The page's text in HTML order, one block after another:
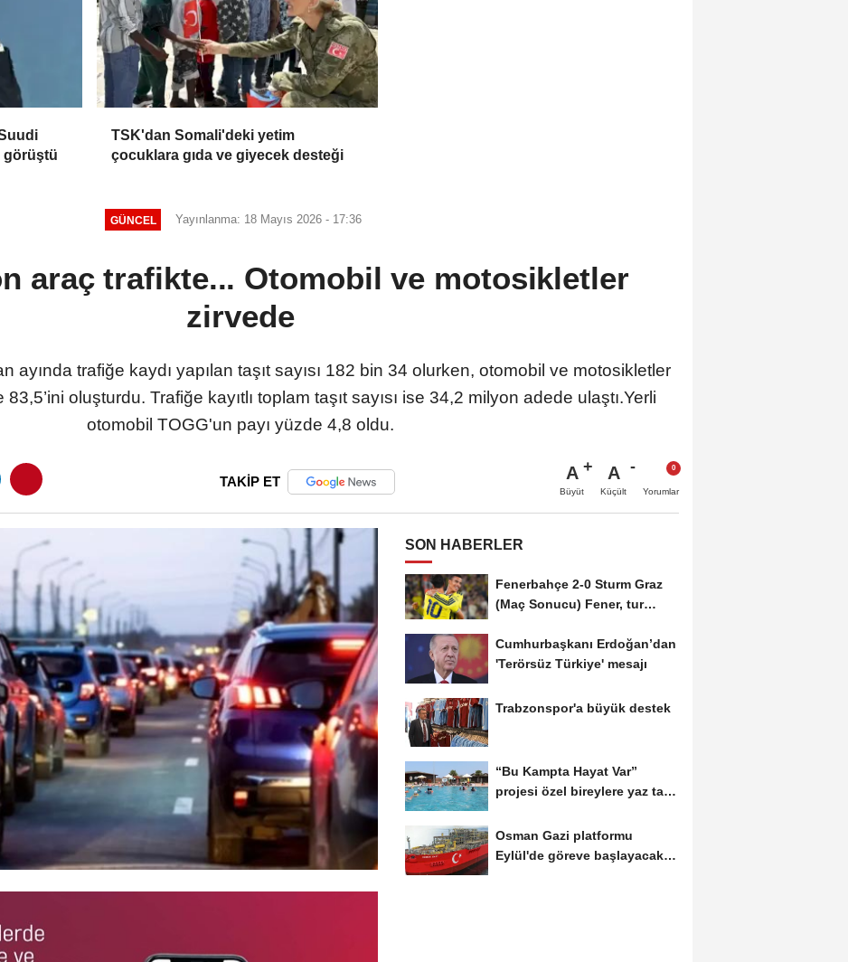
görüştü
TSK'dan Somali'deki yetim
çocuklara gıda ve giyecek desteği
GÜNCEL Yayınlanma: 18 Mayıs 2026 - 17:36
araç trafikte... Otomobil ve motosikletler
zirvede
ayında trafiğe kaydı yapılan taşıt sayısı 182 bin 34 olurken, otomobil ve motosikletler
oluşturdu. Trafiğe kayıtlı toplam taşıt sayısı ise 34,2 milyon adede ulaştı.Yerli
otomobil TOGG'un payı yüzde 4,8 oldu.
TAKİP ET A
Büyüt
A
Küçült Yorumlar
SON HABERLER
Fenerbahçe 2-0 Sturm Graz
(Maç Sonucu) Fener, tur
Cumhurbaşkanı Erdoğan’dan
'Terörsüz Türkiye' mesajı
Trabzonspor'a büyük destek
“Bu Kampta Hayat Var”
projesi özel bireylere yaz tatili
Osman Gazi platformu
Eylül'de göreve başlayacak...